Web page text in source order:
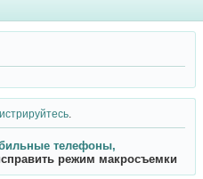
телефоны,
режим макросъемки